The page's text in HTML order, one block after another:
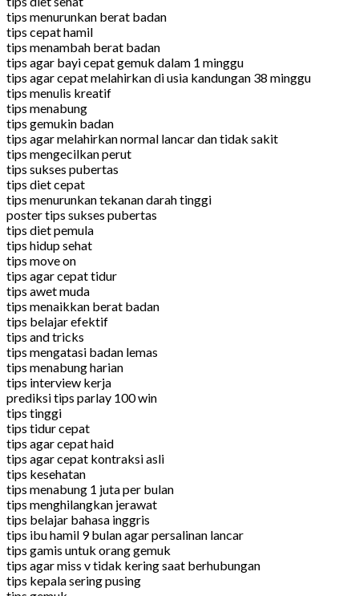
tips menurunkan berat badan
tips cepat hamil
tips menambah berat badan
tips agar bayi cepat gemuk dalam 1 minggu
tips agar cepat melahirkan di usia kandungan 38 minggu
tips menulis kreatif
tips menabung
tips gemukin badan
tips agar melahirkan normal lancar dan tidak sakit
tips mengecilkan perut
tips sukses pubertas
tips diet cepat
tips menurunkan tekanan darah tinggi
poster tips sukses pubertas
tips diet pemula
tips hidup sehat
tips move on
tips agar cepat tidur
tips awet muda
tips menaikkan berat badan
tips belajar efektif
tips and tricks
tips mengatasi badan lemas
tips menabung harian
tips interview kerja
prediksi tips parlay 100 win
tips tinggi
tips tidur cepat
tips agar cepat haid
tips agar cepat kontraksi asli
tips kesehatan
tips menabung 1 juta per bulan
tips menghilangkan jerawat
tips belajar bahasa inggris
tips ibu hamil 9 bulan agar persalinan lancar
tips gamis untuk orang gemuk
tips agar miss v tidak kering saat berhubungan
tips kepala sering pusing